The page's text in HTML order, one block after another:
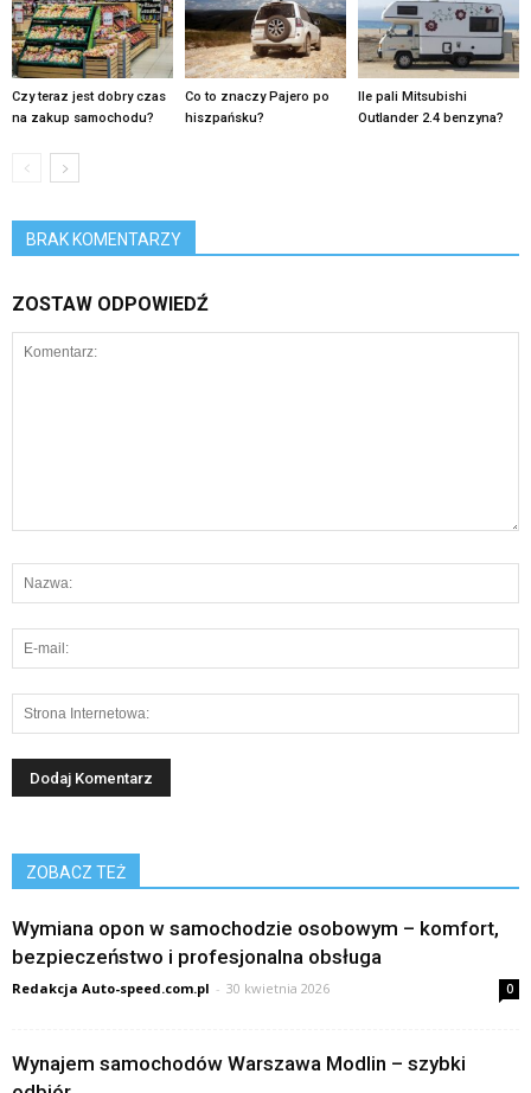
Czy teraz jest dobry czas
na zakup samochodu?
Co to znaczy Pajero po
hiszpańsku?
Ile pali Mitsubishi
Outlander 2.4 benzyna?
BRAK KOMENTARZY
ZOSTAW ODPOWIEDŹ
ZOBACZ TEŻ
Wymiana opon w samochodzie osobowym – komfort,
bezpieczeństwo i profesjonalna obsługa
Redakcja Auto-speed.com.pl - 30 kwietnia 2026 0
Wynajem samochodów Warszawa Modlin – szybki